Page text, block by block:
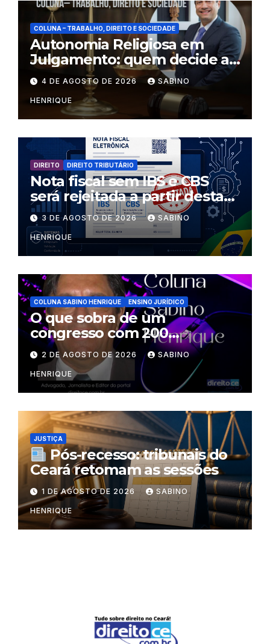
COLUNA – TRABALHO, DIREITO E SOCIEDADE
Autonomia Religiosa em
Julgamento: quem decide as
regras dentro dos templos?
4 DE AGOSTO DE 2026 SABINO
HENRIQUE
DIREITO DIREITO TRIBUTÁRIO
Nota fiscal sem IBS e CBS
será rejeitada a partir desta
segunda-feira
3 DE AGOSTO DE 2026 SABINO
HENRIQUE
COLUNA SABINO HENRIQUE ENSINO JURÍDICO
O que sobra de um
congresso com 200
palestrantes?
2 DE AGOSTO DE 2026 SABINO
HENRIQUE
JUSTIÇA
Pós-recesso: tribunais do
Ceará retomam as sessões
1 DE AGOSTO DE 2026 SABINO
HENRIQUE